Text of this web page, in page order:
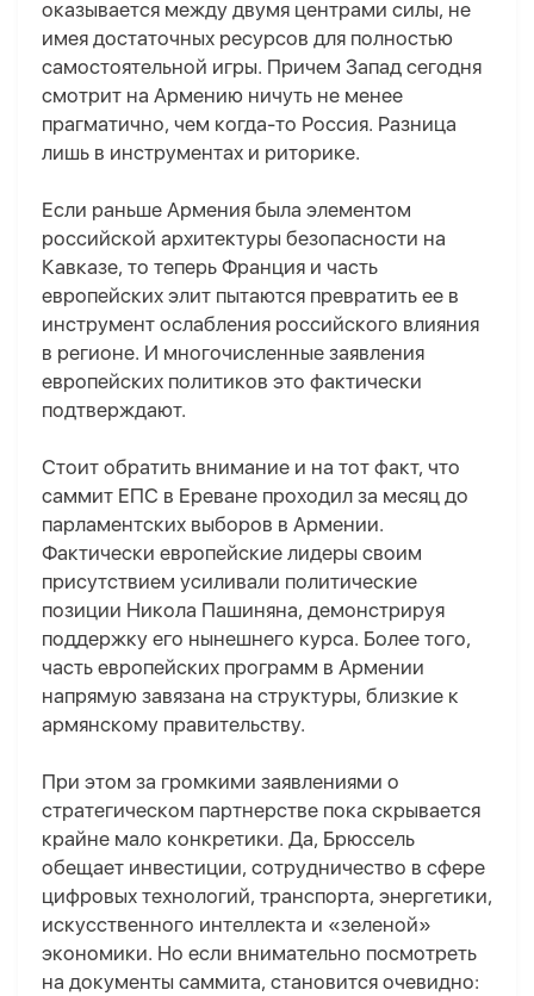
оказывается между двумя центрами силы, не
имея достаточных ресурсов для полностью
самостоятельной игры. Причем Запад сегодня
смотрит на Армению ничуть не менее
прагматично, чем когда-то Россия. Разница
лишь в инструментах и риторике.
Если раньше Армения была элементом
российской архитектуры безопасности на
Кавказе, то теперь Франция и часть
европейских элит пытаются превратить ее в
инструмент ослабления российского влияния
в регионе. И многочисленные заявления
европейских политиков это фактически
подтверждают.
Стоит обратить внимание и на тот факт, что
саммит ЕПС в Ереване проходил за месяц до
парламентских выборов в Армении.
Фактически европейские лидеры своим
присутствием усиливали политические
позиции Никола Пашиняна, демонстрируя
поддержку его нынешнего курса. Более того,
часть европейских программ в Армении
напрямую завязана на структуры, близкие к
армянскому правительству.
При этом за громкими заявлениями о
стратегическом партнерстве пока скрывается
крайне мало конкретики. Да, Брюссель
обещает инвестиции, сотрудничество в сфере
цифровых технологий, транспорта, энергетики,
искусственного интеллекта и «зеленой»
экономики. Но если внимательно посмотреть
на документы саммита, становится очевидно: